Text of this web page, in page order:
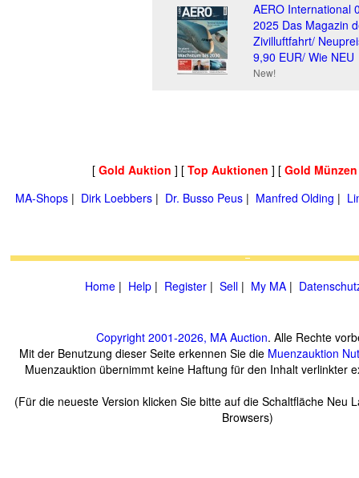
AERO International
2025 Das Magazin
Zivilluftfahrt/
9,90 EUR/ Wie NEU
New!
[ Gold Auktion ] [ Top Auktionen ] [ Gold
MA-Shops| Dirk Loebbers| Dr. Busso Peus| Manfred Olding |
Home| Help| Register| Sell| My MA|
Copyright 2001-2026, MA Auction. Alle Rechte
Mit der Benutzung dieser Seite erkennen Sie die Muenzauktion
Muenzauktion übernimmt keine Haftung für den Inhalt verlinkter
(Für die neueste Version klicken Sie bitte auf die Schaltfläche Neu
Browsers)